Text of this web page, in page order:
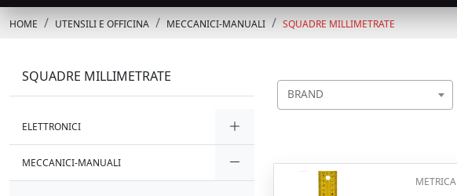
HOME UTENSILI E OFFICINA MECCANICI-MANUALI SQUADRE MILLIMETRATE
SQUADRE MILLIMETRATE
ELETTRONICI
MECCANICI-MANUALI
BRAND
METRICA